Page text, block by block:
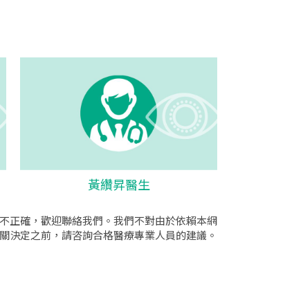
黃纘昇醫生
正確，歡迎聯絡我們。我們不對由於依賴本網
定之前，請咨詢合格醫療專業人員的建議。